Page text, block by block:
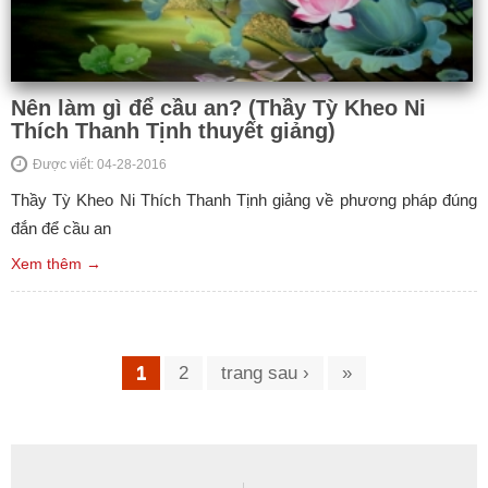
Nên làm gì để cầu an? (Thầy Tỳ Kheo Ni
Thích Thanh Tịnh thuyết giảng)
Được viết: 04-28-2016
Thầy Tỳ Kheo Ni Thích Thanh Tịnh giảng về phương pháp đúng
đắn để cầu an
Xem thêm →
1 2 trang sau › »